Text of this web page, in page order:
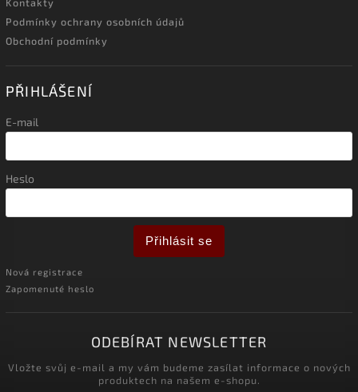
Podmínky ochrany osobních údajů
Obchodní podmínky
PŘIHLÁŠENÍ
E-mail
Heslo
Přihlásit se
Nová registrace
Zapomenuté heslo
ODEBÍRAT NEWSLETTER
Vložte svůj e-mail a my vám budeme zasílat informace o nových
produktech na našem e-shopu.